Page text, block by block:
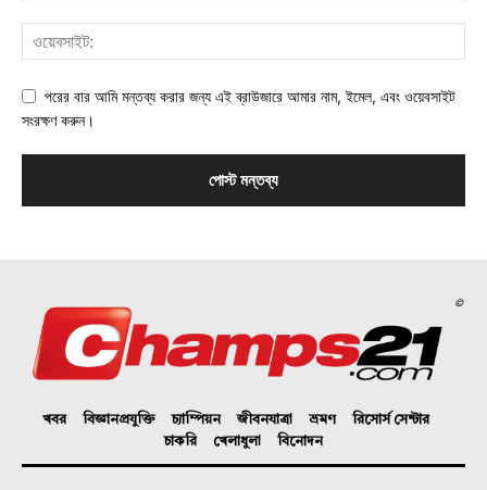
পরের বার আমি মন্তব্য করার জন্য এই ব্রাউজারে আমার নাম, ইমেল, এবং ওয়েবসাইট
সংরক্ষণ করুন।
©
খবর বিজ্ঞানপ্রযুক্তি চ্যাম্পিয়ন জীবনযাত্রা ভ্রমণ
রিসোর্স সেন্টার
চাকরি
খেলাধুলা বিনোদন